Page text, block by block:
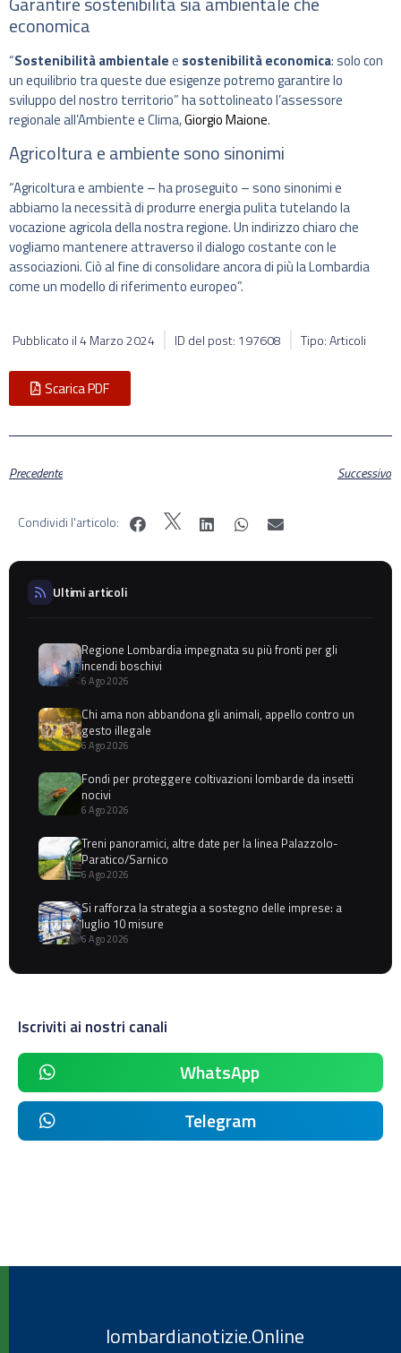
economica
“Sostenibilità ambientalee sostenibilità economica: solo con
un equilibrio tra queste due esigenze potremo garantire lo
sviluppo del nostro territorio” ha sottolineato l’assessore
regionale all’Ambiente e Clima,Giorgio Maione.
Agricoltura e ambiente sono sinonimi
“Agricoltura e ambiente – ha proseguito – sono sinonimi e
abbiamo la necessità di produrre energia pulita tutelando la
vocazione agricola della nostra regione. Un indirizzo chiaro che
vogliamo mantenere attraverso il dialogo costante con le
associazioni. Ciò al fine di consolidare ancora di più la Lombardia
come un modello di riferimento europeo”.
Pubblicato il4 Marzo 2024 ID del post: 197608 Tipo: Articoli
Scarica PDF
Precedente Successivo
Condividi l'articolo:
Ultimi articoli
Regione Lombardia impegnata su più fronti per gli
incendi boschivi
6 Ago 2026
Chi ama non abbandona gli animali, appello contro un
gesto illegale
6 Ago 2026
Fondi per proteggere coltivazioni lombarde da insetti
nocivi
6 Ago 2026
Treni panoramici, altre date per la linea Palazzolo-
Paratico/Sarnico
6 Ago 2026
Si rafforza la strategia a sostegno delle imprese: a
luglio 10 misure
6 Ago 2026
Iscriviti ai nostri canali
WhatsApp
Telegram
lombardianotizie.Online